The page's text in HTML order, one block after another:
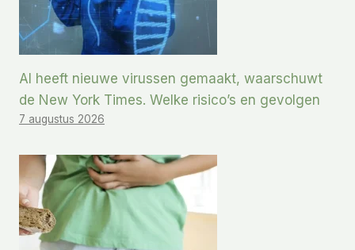
AI heeft nieuwe virussen gemaakt, waarschuwt
de New York Times. Welke risico’s en gevolgen
7 augustus 2026